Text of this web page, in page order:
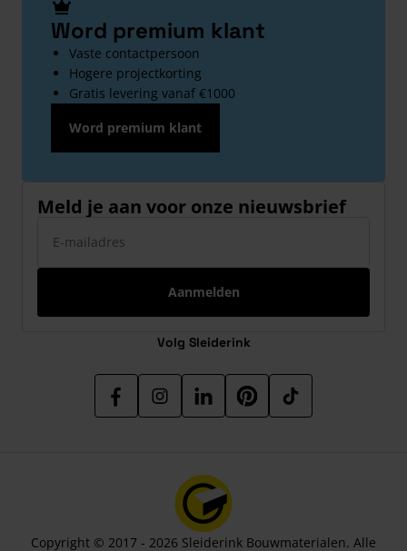
Word premium klant
Vaste contactpersoon
Hogere projectkorting
Gratis levering vanaf €1000
Word premium klant
Meld je aan voor onze nieuwsbrief
Aanmelden
Volg Sleiderink
Copyright © 2017 - 2026 Sleiderink Bouwmaterialen. Alle